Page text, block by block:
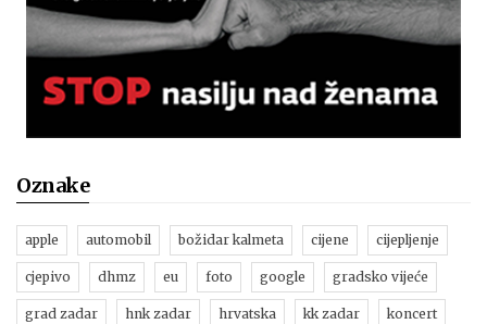
Oznake
apple automobil božidar kalmeta cijene cijepljenje
cjepivo dhmz eu foto google gradsko vijeće
grad zadar hnk zadar hrvatska kk zadar koncert